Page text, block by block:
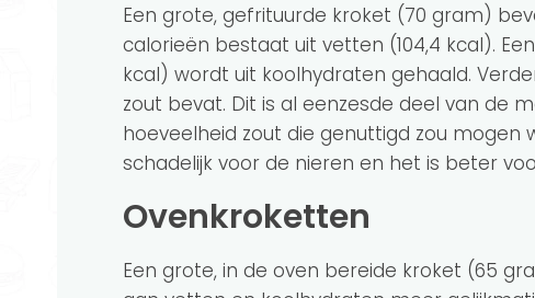
Een grote, gefrituurde kroket (70 gram)
calorieën bestaat uit vetten (104,4 kcal).
kcal) wordt uit koolhydraten gehaald.
zout bevat. Dit is al eenzesde deel van de
hoeveelheid zout die genuttigd zou mogen
schadelijk voor de nieren en het is beter
Ovenkroketten
Een grote, in de oven bereide kroket (65